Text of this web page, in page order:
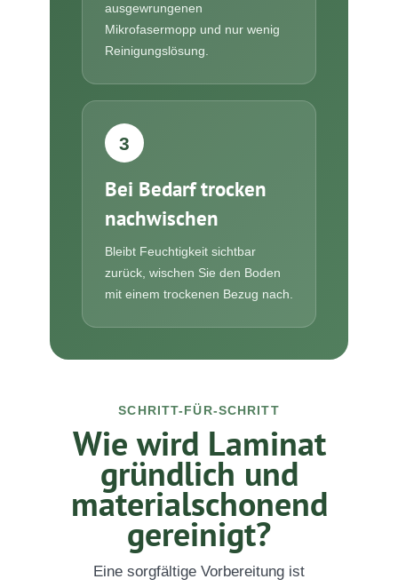
ausgewrungenen
Mikrofasermopp und nur wenig
Reinigungslösung.
3
Bei Bedarf trocken
nachwischen
Bleibt Feuchtigkeit sichtbar
zurück, wischen Sie den Boden
mit einem trockenen Bezug nach.
SCHRITT-FÜR-SCHRITT
Wie wird Laminat
gründlich und
materialschonend
gereinigt?
Eine sorgfältige Vorbereitung ist